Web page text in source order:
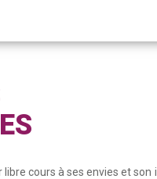
libre cours à ses envies et